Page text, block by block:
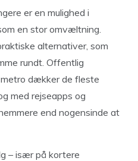
er en mulighed i
en stor omvæltning.
alternativer, som
rundt. Offentlig
dækker de fleste
med rejseapps og
end nogensinde at
– især på kortere